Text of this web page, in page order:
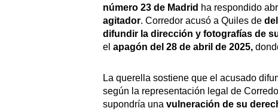
número 23 de Madrid ha respondido
agitador. Corredor acusó a Quiles de
difundir la dirección y fotografías de
el apagón del 28 de abril de 2025,
La querella sostiene que el acusado
según la representación legal de
supondría una vulneración de su